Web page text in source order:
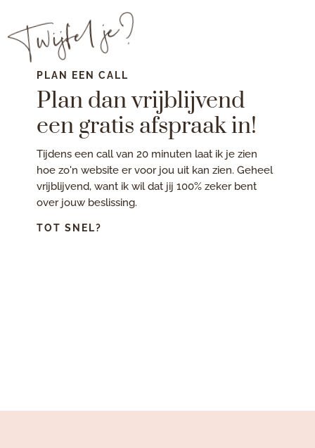
Twijfel je?
PLAN EEN CALL
Plan dan vrijblijvend
een gratis afspraak in!
Tijdens een call van 20 minuten laat ik je zien
hoe zo'n website er voor jou uit kan zien. Geheel
vrijblijvend, want ik wil dat jij 100% zeker bent
over jouw beslissing.
TOT SNEL?